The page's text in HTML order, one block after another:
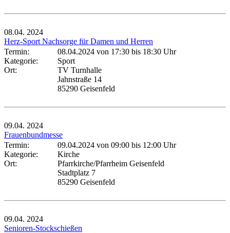
08.04. 2024
Herz-Sport Nachsorge für Damen und Herren
Termin:
08.04.2024 von 17:30 bis 18:30 Uhr
Kategorie:
Sport
Ort:
TV Turnhalle
Jahnstraße 14
85290 Geisenfeld
09.04. 2024
Frauenbundmesse
Termin:
09.04.2024 von 09:00 bis 12:00 Uhr
Kategorie:
Kirche
Ort:
Pfarrkirche/Pfarrheim Geisenfeld
Stadtplatz 7
85290 Geisenfeld
09.04. 2024
Senioren-Stockschießen